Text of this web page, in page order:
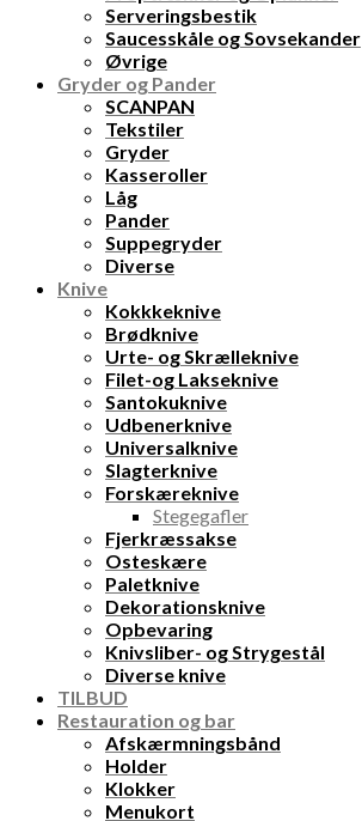
Serveringsbestik
Saucesskåle og Sovsekander
Øvrige
Gryder og Pander
SCANPAN
Tekstiler
Gryder
Kasseroller
Låg
Pander
Suppegryder
Diverse
Knive
Kokkkeknive
Brødknive
Urte- og Skrælleknive
Filet-og Lakseknive
Santokuknive
Udbenerknive
Universalknive
Slagterknive
Forskæreknive
Stegegafler
Fjerkræssakse
Osteskære
Paletknive
Dekorationsknive
Opbevaring
Knivsliber- og Strygestål
Diverse knive
TILBUD
Restauration og bar
Afskærmningsbånd
Holder
Klokker
Menukort